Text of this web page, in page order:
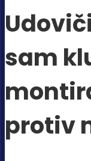
sam
protiv